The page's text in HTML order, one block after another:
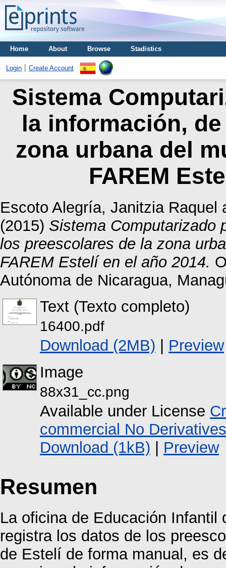
Home About Browse Stadistics
Login Create Account
Sistema
la información,
zona urbana del
FAREM
Escoto Alegría, Janitzia Raquel
(2015) Sistema Computarizado
los preescolares de la zona
FAREM Estelí en el año 2014.
Autónoma de Nicaragua,
Text (Texto completo)
16400.pdf
Download (2MB) | Preview
Image
88x31_cc.png
Available under License
commercial No Derivatives
Download (1kB) | Preview
Resumen
La oficina de Educación
registra los datos de los
de Estelí de forma manual, es